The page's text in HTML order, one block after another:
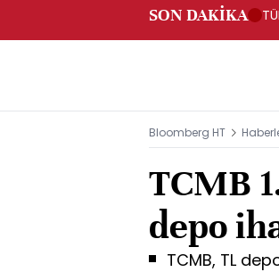
SON DAKİKA
Bloomberg HT
TCMB
depo
TCMB, TL